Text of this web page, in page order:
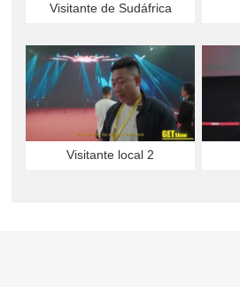
Visitante de Sudáfrica
Visitante local 2